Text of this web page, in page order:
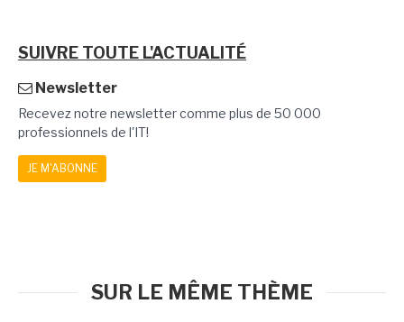
SUIVRE TOUTE L'ACTUALITÉ
Newsletter
Recevez notre newsletter comme plus de 50 000
professionnels de l'IT!
JE M'ABONNE
SUR LE MÊME THÈME